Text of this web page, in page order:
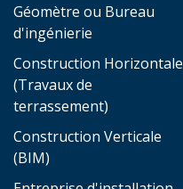
Géomètre ou Bureau
d'ingénierie
Construction Horizontale
(Travaux de
terrassement)
Construction Verticale
(BIM)